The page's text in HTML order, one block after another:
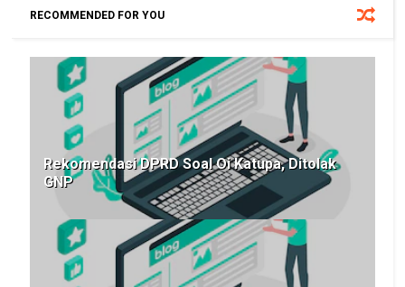
RECOMMENDED FOR YOU
Rekomendasi DPRD Soal Oi Katupa, Ditolak
GNP